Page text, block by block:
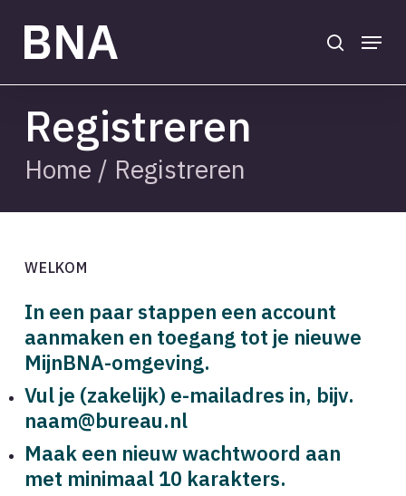
main
Menu
Registreren
Home / Registreren
WELKOM
In een paar stappen een account
aanmaken en toegang tot je nieuwe
MijnBNA-omgeving.
Vul je (zakelijk) e-mailadres in, bijv.
naam@bureau.nl
Maak een nieuw wachtwoord aan
met minimaal 10 karakters.
Close